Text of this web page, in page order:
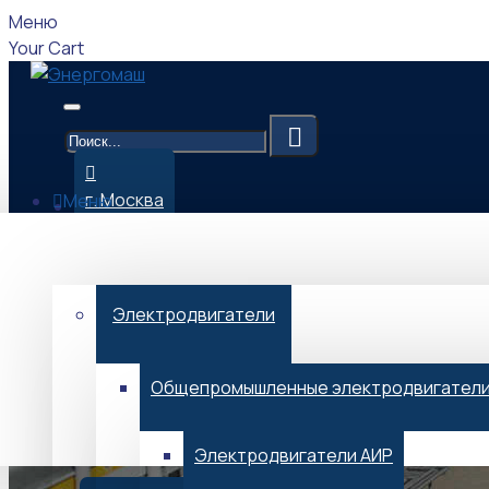
Меню
Your Cart
г. Москва
Меню
Электродвигатели
Общепромышленные
Электродвигатели АИР
09:00-17:00 (Мск)